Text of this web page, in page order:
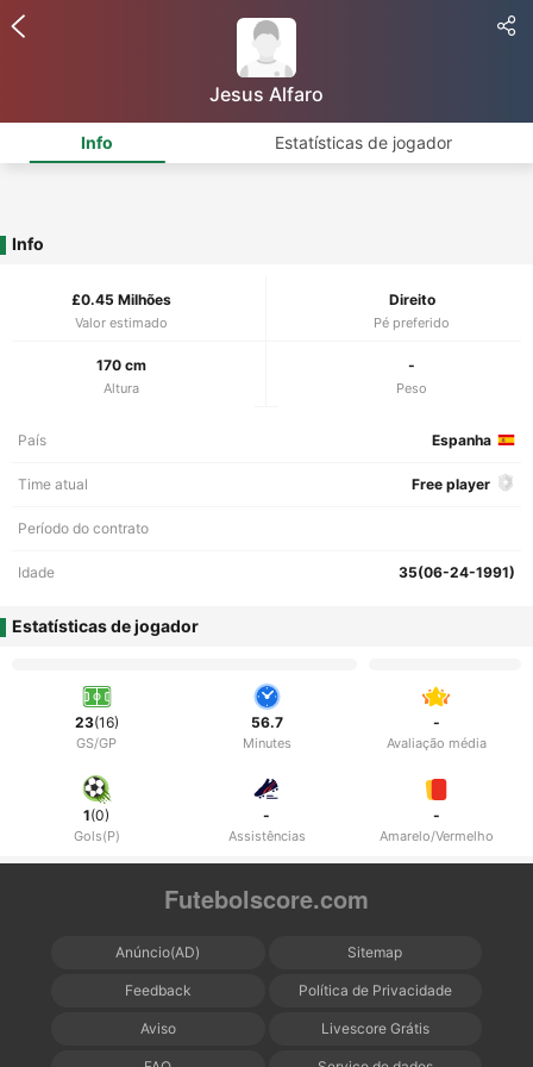
Jesus Alfaro
Info Estatísticas de jogador
Info
£0.45 Milhões
Valor estimado
Direito
Pé preferido
170 cm
Altura
-
Peso
País Espanha
Time atual Free player
Período do contrato
Idade 35(06-24-1991)
Estatísticas de jogador
23(16)
GS/GP
56.7
Minutes
-
Avaliação média
1(0)
Gols(P)
-
Assistências
-
Amarelo/Vermelho
Futebolscore.com
Anúncio(AD) Sitemap
Feedback Política de Privacidade
Aviso Livescore Grátis